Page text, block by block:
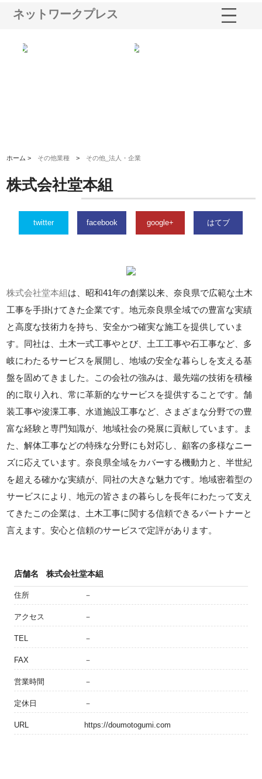
ネットワークプレス
ホーム > その他業種 > その他_法人・企業
株式会社堂本組
twitter facebook google+ はてブ
株式会社堂本組は、昭和41年の創業以来、奈良県で広範な土木
工事を手掛けてきた企業です。地元奈良県全域での豊富な実績
と高度な技術力を持ち、安全かつ確実な施工を提供していま
す。同社は、土木一式工事やとび、土工工事や石工事など、多
岐にわたるサービスを展開し、地域の安全な暮らしを支える基
盤を固めてきました。この会社の強みは、最先端の技術を積極
的に取り入れ、常に革新的なサービスを提供することです。舗
装工事や浚渫工事、水道施設工事など、さまざまな分野での豊
富な経験と専門知識が、地域社会の発展に貢献しています。ま
た、解体工事などの特殊な分野にも対応し、顧客の多様なニー
ズに応えています。奈良県全域をカバーする機動力と、半世紀
を超える確かな実績が、同社の大きな魅力です。地域密着型の
サービスにより、地元の皆さまの暮らしを長年にわたって支え
てきたこの企業は、土木工事に関する信頼できるパートナーと
言えます。安心と信頼のサービスで定評があります。
店舗名 株式会社堂本組
住所 －
アクセス －
TEL －
FAX －
営業時間 －
定休日 －
URL https://doumotogumi.com